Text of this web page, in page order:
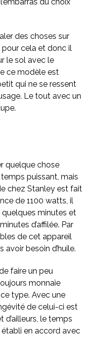
des choses sur
cela et donc il
le sol avec le
ce modèle est
qui ne se ressent
Le tout avec un
quelque chose
puissant, mais
chez Stanley est fait
de 1100 watts, il
minutes et
d’affilée. Par
de cet appareil
avoir besoin d’huile.
faire un peu
monnaie
type. Avec une
de celui-ci est
le temps
établi en accord avec